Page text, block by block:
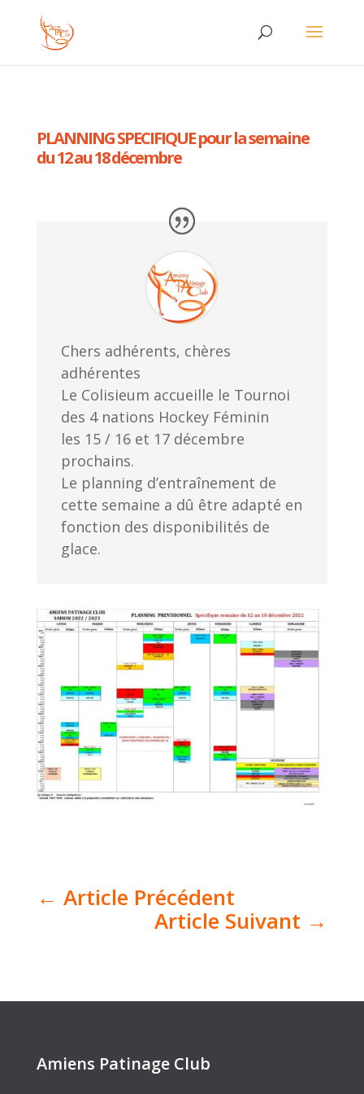
PLANNING SPECIFIQUE pour la semaine
du 12 au 18 décembre
Chers adhérents, chères
adhérentes
Le Colisieum accueille le Tournoi
des 4 nations Hockey Féminin
les 15 / 16 et 17 décembre
prochains.
Le planning d’entraînement de
cette semaine a dû être adapté en
fonction des disponibilités de
glace.
← Article Précédent
Article Suivant →
Amiens Patinage Club